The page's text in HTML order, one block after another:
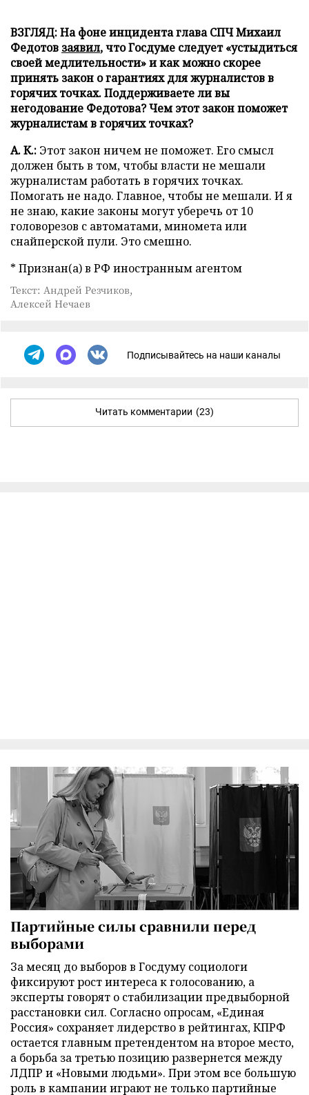
ВЗГЛЯД: На фоне инцидента глава СПЧ Михаил
Федотов заявил, что Госдуме следует «устыдиться
своей медлительности» и как можно скорее
принять закон о гарантиях для журналистов в
горячих точках. Поддерживаете ли вы
негодование Федотова? Чем этот закон поможет
журналистам в горячих точках?
А. К.: Этот закон ничем не поможет. Его смысл
должен быть в том, чтобы власти не мешали
журналистам работать в горячих точках.
Помогать не надо. Главное, чтобы не мешали. И я
не знаю, какие законы могут уберечь от 10
головорезов с автоматами, миномета или
снайперской пули. Это смешно.
* Признан(а) в РФ иностранным агентом
Текст: Андрей Резчиков,
Алексей Нечаев
Подписывайтесь на наши каналы
Читать комментарии (23)
Партийные силы сравнили перед
выборами
За месяц до выборов в Госдуму социологи
фиксируют рост интереса к голосованию, а
эксперты говорят о стабилизации предвыборной
расстановки сил. Согласно опросам, «Единая
Россия» сохраняет лидерство в рейтингах, КПРФ
остается главным претендентом на второе место,
а борьба за третью позицию развернется между
ЛДПР и «Новыми людьми». При этом все большую
роль в кампании играют не только партийные